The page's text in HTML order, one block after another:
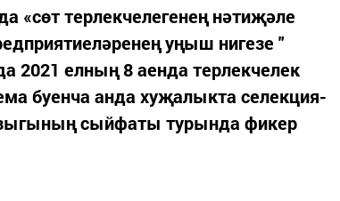
«сөт терлекчелегенең нәтиҗәле
уңыш нигезе "
2021 елның 8 аенда терлекчелек
буенча анда хуҗалыкта селекция-
сыйфаты турында фикер